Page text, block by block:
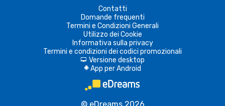
Contatti
Domande frequenti
Termini e Condizioni Generali
Utilizzo dei Cookie
Informativa sulla privacy
Termini e condizioni dei codici promozionali
d Versione desktop
A App per Android